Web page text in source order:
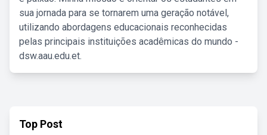
sua jornada para se tornarem uma geração notável,
utilizando abordagens educacionais reconhecidas
pelas principais instituições acadêmicas do mundo -
dsw.aau.edu.et.
Top Post